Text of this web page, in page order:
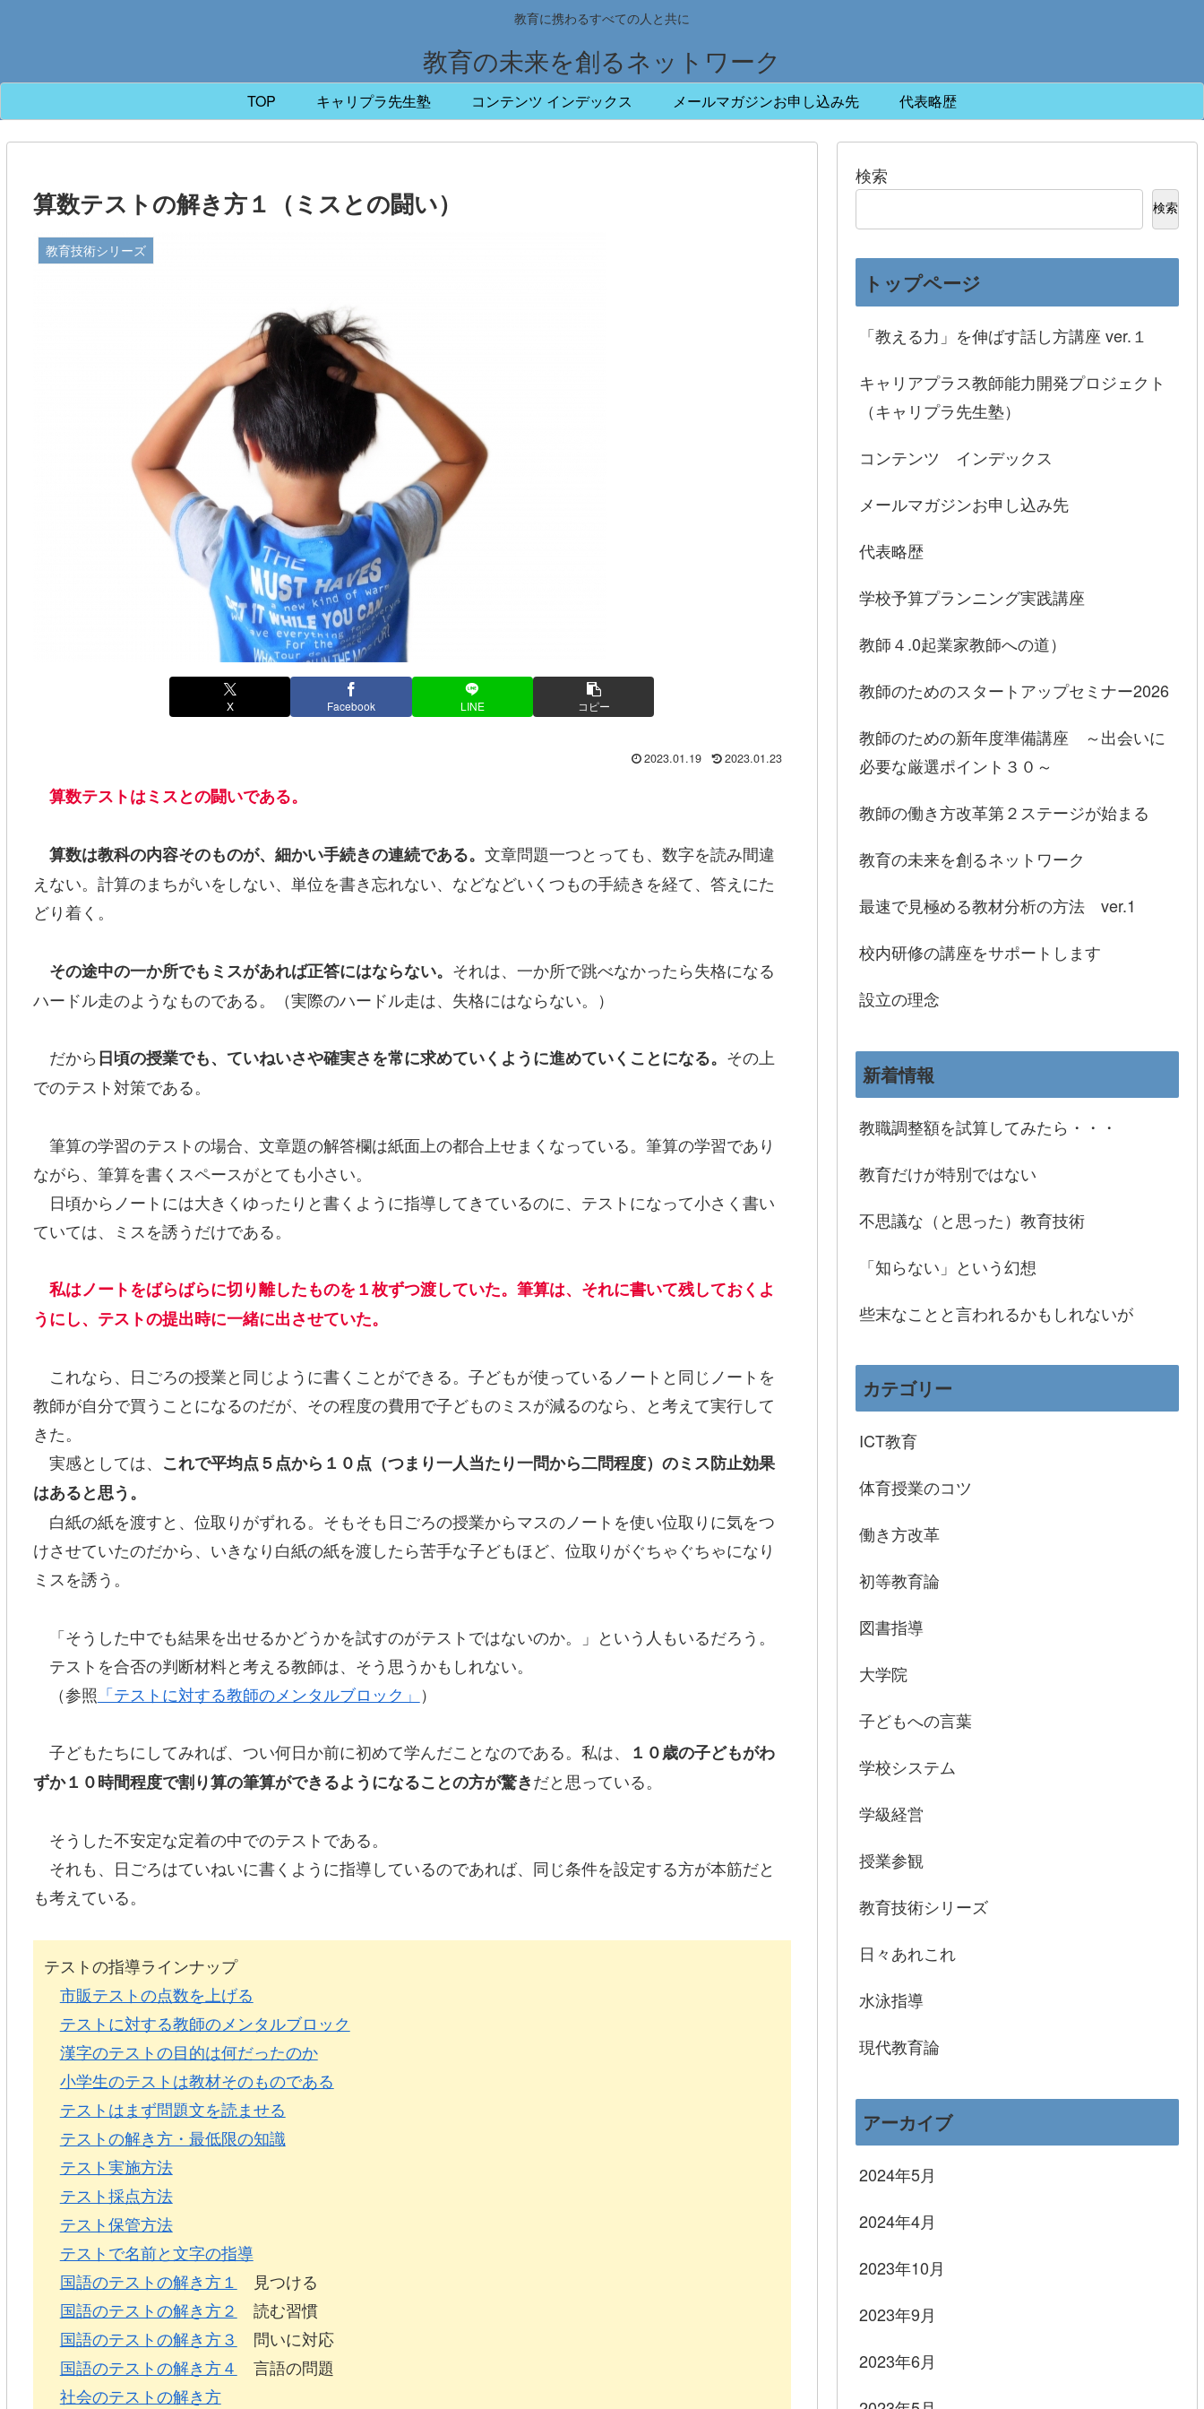
教育に携わるすべての人と共に
教育の未来を創るネットワーク
TOP キャリプラ先生塾 コンテンツ インデックス メールマガジンお申し込み先 代表略歴
算数テストの解き方１（ミスとの闘い）
教育技術シリーズ
X Facebook LINE コピー
2023.01.19 2023.01.23
算数テストはミスとの闘いである。
算数は教科の内容そのものが、細かい手続きの連続である。 文章問題一つとっても、数字を読み間違
えない。計算のまちがいをしない、単位を書き忘れない、などなどいくつもの手続きを経て、答えにた
どり着く。
その途中の一か所でもミスがあれば正答にはならない。 それは、一か所で跳べなかったら失格になる
ハードル走のようなものである。（実際のハードル走は、失格にはならない。）
だから日頃の授業でも、ていねいさや確実さを常に求めていくように進めていくことになる。 その上
でのテスト対策である。
筆算の学習のテストの場合、文章題の解答欄は紙面上の都合上せまくなっている。筆算の学習であり
ながら、筆算を書くスペースがとても小さい。
日頃からノートには大きくゆったりと書くように指導してきているのに、テストになって小さく書い
ていては、ミスを誘うだけである。
私はノートをばらばらに切り離したものを１枚ずつ渡していた。筆算は、それに書いて残しておくよ
うにし、テストの提出時に一緒に出させていた。
これなら、日ごろの授業と同じように書くことができる。子どもが使っているノートと同じノートを
教師が自分で買うことになるのだが、その程度の費用で子どものミスが減るのなら、と考えて実行して
きた。
実感としては、 これで平均点５点から１０点（つまり一人当たり一問から二問程度）のミス防止効果
はあると思う。
白紙の紙を渡すと、位取りがずれる。そもそも日ごろの授業からマスのノートを使い位取りに気をつ
けさせていたのだから、いきなり白紙の紙を渡したら苦手な子どもほど、位取りがぐちゃぐちゃになり
ミスを誘う。
「そうした中でも結果を出せるかどうかを試すのがテストではないのか。」という人もいるだろう。
テストを合否の判断材料と考える教師は、そう思うかもしれない。
（参照 「テストに対する教師のメンタルブロック」 ）
子どもたちにしてみれば、つい何日か前に初めて学んだことなのである。私は、
１０歳の子どもがわ
ずか１０時間程度で割り算の筆算ができるようになることの方が驚きだと思っている。
そうした不安定な定着の中でのテストである。
それも、日ごろはていねいに書くように指導しているのであれば、同じ条件を設定する方が本筋だと
も考えている。
テストの指導ラインナップ
市販テストの点数を上げる
テストに対する教師のメンタルブロック
漢字のテストの目的は何だったのか
小学生のテストは教材そのものである
テストはまず問題文を読ませる
テストの解き方・最低限の知識
テスト実施方法
テスト採点方法
テスト保管方法
テストで名前と文字の指導
国語のテストの解き方１
見つける
国語のテストの解き方２
読む習慣
国語のテストの解き方３
問いに対応
国語のテストの解き方４
言語の問題
社会のテストの解き方
検索
検索
トップページ
「教える力」を伸ばす話し方講座 ver.１
キャリアプラス教師能力開発プロジェクト
（キャリプラ先生塾）
コンテンツ インデックス
メールマガジンお申し込み先
代表略歴
学校予算プランニング実践講座
教師４.0起業家教師への道）
教師のためのスタートアップセミナー2026
教師のための新年度準備講座 ～出会いに
必要な厳選ポイント３０～
教師の働き方改革第２ステージが始まる
教育の未来を創るネットワーク
最速で見極める教材分析の方法 ver.1
校内研修の講座をサポートします
設立の理念
新着情報
教職調整額を試算してみたら・・・
教育だけが特別ではない
不思議な（と思った）教育技術
「知らない」という幻想
些末なことと言われるかもしれないが
カテゴリー
ICT教育
体育授業のコツ
働き方改革
初等教育論
図書指導
大学院
子どもへの言葉
学校システム
学級経営
授業参観
教育技術シリーズ
日々あれこれ
水泳指導
現代教育論
アーカイブ
2024年5月
2024年4月
2023年10月
2023年9月
2023年6月